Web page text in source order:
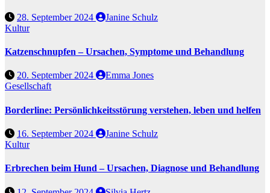
28. September 2024
Janine Schulz
Kultur
Katzenschnupfen – Ursachen, Symptome und Behandlung
20. September 2024
Emma Jones
Gesellschaft
Borderline: Persönlichkeitsstörung verstehen, leben und helfen
16. September 2024
Janine Schulz
Kultur
Erbrechen beim Hund – Ursachen, Diagnose und Behandlung